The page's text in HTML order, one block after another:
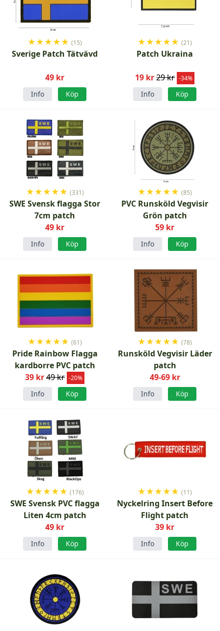
★★★★★ (15)
Sverige Patch Tätvävd
49 kr
Info Köp
★★★★★ (21)
Patch Ukraina
19 kr 29 kr -34%
Info Köp
★★★★★ (331)
SWE Svensk flagga Stor
7cm patch
49 kr
Info Köp
★★★★★ (85)
PVC Runsköld Vegvisir
Grön patch
59 kr
Info Köp
★★★★★ (61)
Pride Rainbow Flagga
kardborre PVC patch
39 kr 49 kr -20%
Info Köp
★★★★★ (78)
Runsköld Vegvisir Läder
patch
49-69 kr
Info Köp
★★★★★ (176)
SWE Svensk PVC flagga
Liten 4cm patch
49 kr
Info Köp
★★★★★ (11)
Nyckelring Insert Before
Flight patch
39 kr
Info Köp